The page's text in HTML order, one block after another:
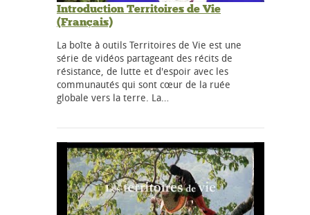
Introduction Territoires de Vie
(Français)
La boîte à outils Territoires de Vie est une
série de vidéos partageant des récits de
résistance, de lutte et d'espoir avec les
communautés qui sont cœur de la ruée
globale vers la terre. La…